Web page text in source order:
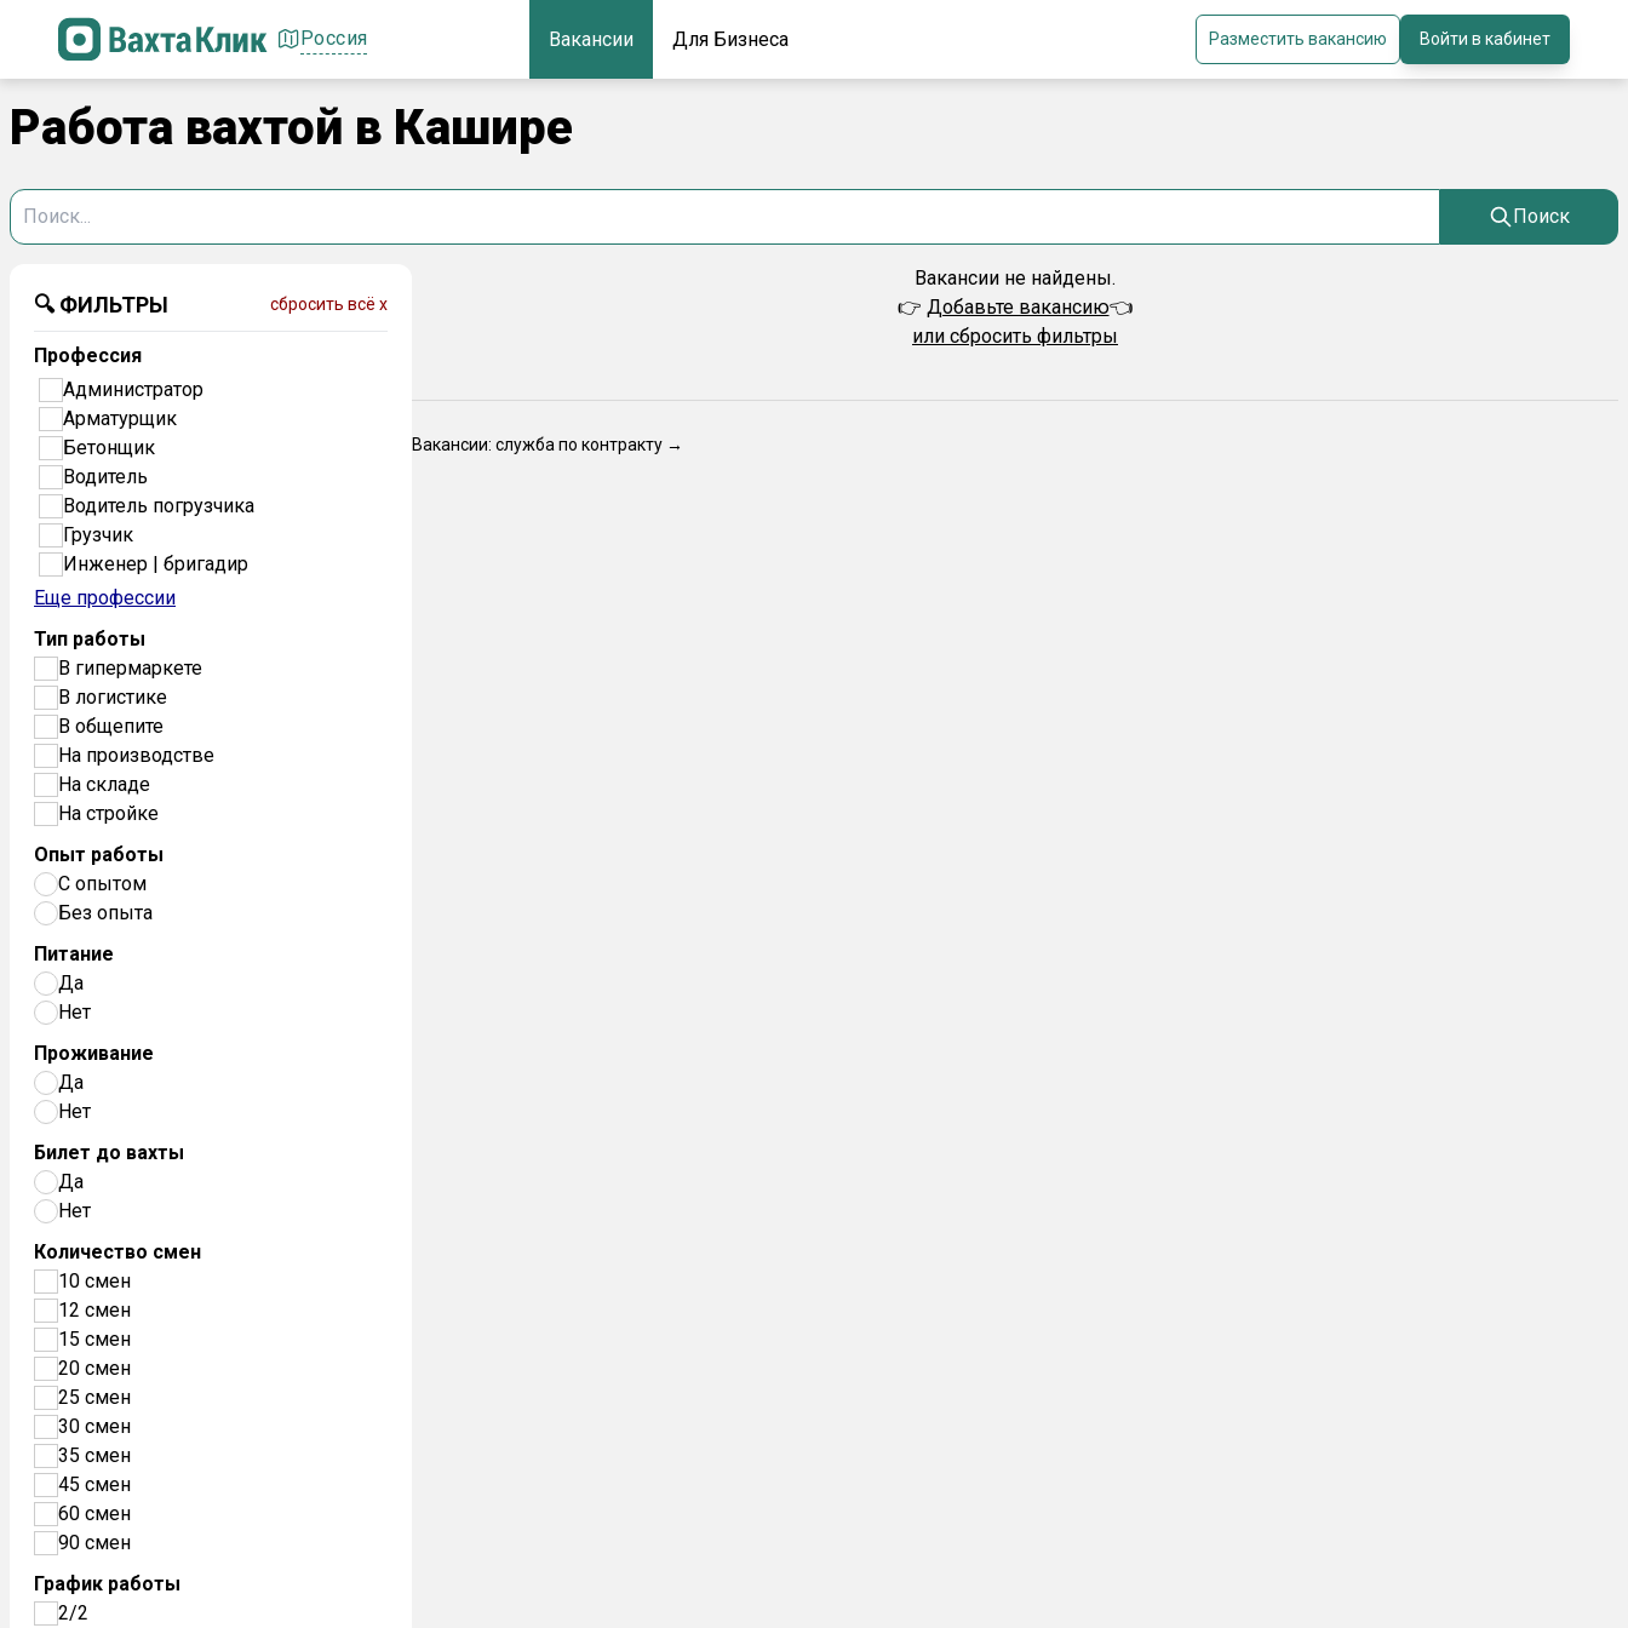
Россия Вакансии Для Бизнеса Разместить вакансию Войти в кабинет
Работа вахтой в Кашире
Поиск
🔍 ФИЛЬТРЫ сбросить всё x
Профессия
Администратор
Арматурщик
Бетонщик
Водитель
Водитель погрузчика
Грузчик
Инженер | бригадир
Еще профессии
Тип работы
В гипермаркете
В логистике
В общепите
На производстве
На складе
На стройке
Опыт работы
С опытом
Без опыта
Питание
Да
Нет
Проживание
Да
Нет
Билет до вахты
Да
Нет
Количество смен
10 смен
12 смен
15 смен
20 смен
25 смен
30 смен
35 смен
45 смен
60 смен
90 смен
График работы
2/2
Вакансии не найдены.
👉 Добавьте вакансию👈
или сбросить фильтры
Вакансии: служба по контракту →